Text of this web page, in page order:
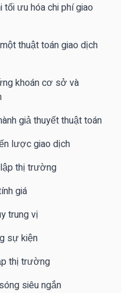
tối ưu hóa chi phí giao
thuật toán giao dịch
khoán cơ sở và
giả thuyết thuật toán
lược giao dịch
thị trường
giá
trung vị
sự kiện
thị trường
siêu ngắn